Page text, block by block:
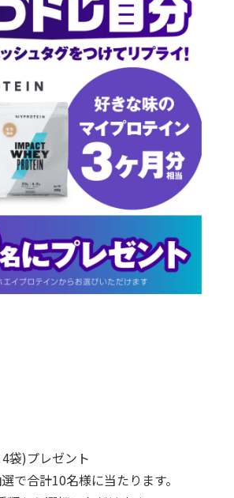
袋)プレゼント
合計10名様に当たります。